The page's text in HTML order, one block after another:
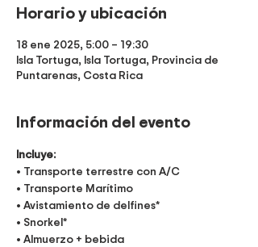
Horario y ubicación
18 ene 2025, 5:00 – 19:30
Isla Tortuga, Isla Tortuga, Provincia de
Puntarenas, Costa Rica
Información del evento
Incluye:
• Transporte terrestre con A/C
• Transporte Marítimo
• Avistamiento de delfines*
• Snorkel*
• Almuerzo + bebida